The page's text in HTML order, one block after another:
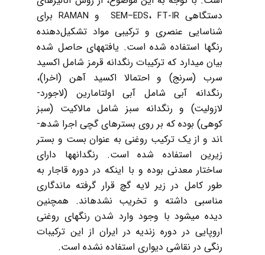
دستگاهیFT-IR ، SEM–EDS و RAMANبرای
شناسایی عنصری و ترکیبی مواد تشکیل‌دهنده
رنگ‏ها استفاده‌ شده است. یافته­های حاصل شده
بیان می­دارد که ترکیبات رنگدانه قرمز شامل اکسید
سرب (سرنج) و احتمالا اکسید آهن (اخرا)،
رنگدانه آبی شامل آبی اولتامارین (لاجورد-
لازولیت) و رنگدانه سبز شامل مالاکیت (سبز
کوهی) بوده که بر روی بسترهای گچی اجرا شده­
اند و از یک ترکیب روغنی به عنوان بست و بستر
زیرین استفاده شده است. رنگدانه­ها دارای
ساختار معدنی بوده و با اینکه در دوره قاجار به
طور کامل در زیر لایه گچ قرار گرفته ماندگاری
مناسبی داشته و تخریب نشده­اند. همچنین
دیده می­شود با وجود وارد شدن رنگ­های روغنی
اروپایی در دوره زندیه در ایران از این ترکیبات
رنگی در نقاشی دیواری استفاده نشده است.